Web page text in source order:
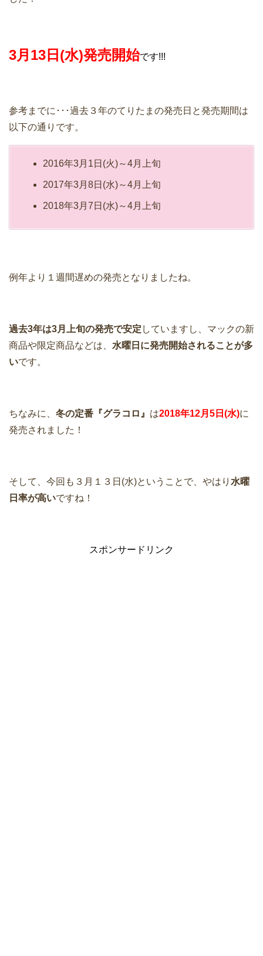
3月13日(水)発売開始です!!!
参考までに･･･過去３年のてりたまの発売日と発売期間は
以下の通りです。
2016年3月1日(火)～4月上旬
2017年3月8日(水)～4月上旬
2018年3月7日(水)～4月上旬
例年より１週間遅めの発売となりましたね。
過去3年は3月上旬の発売で安定 していますし、マックの新
商品や限定商品などは、 水曜日に発売開始されることが多
いです。
ちなみに、 冬の定番『グラコロ』 は2018年12月5日(水)に
発売されました！
そして、今回も３月１３日(水)ということで、やはり 水曜
日率が高いですね！
スポンサードリンク